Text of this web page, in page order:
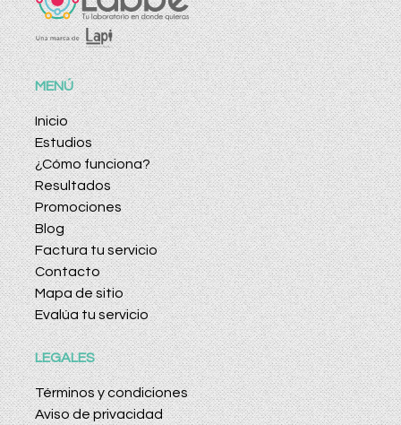
MENÚ
Inicio
Estudios
¿Cómo funciona?
Resultados
Promociones
Blog
Factura tu servicio
Contacto
Mapa de sitio
Evalúa tu servicio
LEGALES
Términos y condiciones
Aviso de privacidad